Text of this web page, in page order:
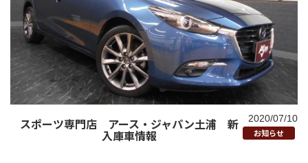
スポーツ専門店 アース・ジャパン土浦 新
入庫車情報
2020/07/10
お知らせ